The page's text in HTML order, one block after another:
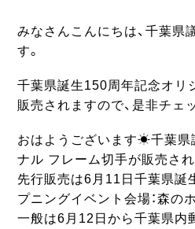
みなさんこんにちは、千葉県
す。
千葉県誕生150周年記念オリ
販売されますので、是非チェ
おはようございます☀千葉県
ナル フレーム切手が販売され
先行販売は6月11日千葉県誕
プニングイベント会場：森の
一般は6月12日から千葉県内